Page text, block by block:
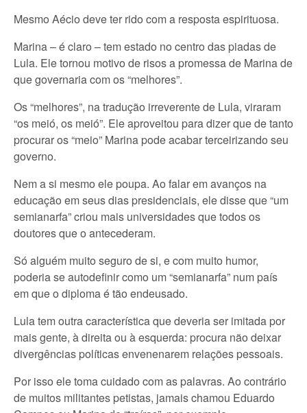
Mesmo Aécio deve ter rido com a resposta espirituosa.
Marina – é claro – tem estado no centro das piadas de
Lula. Ele tornou motivo de risos a promessa de Marina de
que governaria com os “melhores”.
Os “melhores”, na tradução irreverente de Lula, viraram
“os meió, os meió”. Ele aproveitou para dizer que de tanto
procurar os “meio” Marina pode acabar terceirizando seu
governo.
Nem a si mesmo ele poupa. Ao falar em avanços na
educação em seus dias presidenciais, ele disse que “um
semianarfa” criou mais universidades que todos os
doutores que o antecederam.
Só alguém muito seguro de si, e com muito humor,
poderia se autodefinir como um “semianarfa” num país
em que o diploma é tão endeusado.
Lula tem outra característica que deveria ser imitada por
mais gente, à direita ou à esquerda: procura não deixar
divergências políticas envenenarem relações pessoais.
Por isso ele toma cuidado com as palavras. Ao contrário
de muitos militantes petistas, jamais chamou Eduardo